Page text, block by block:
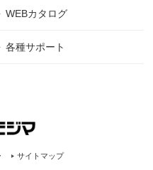
WEBカタログ
各種サポート
サイトマップ